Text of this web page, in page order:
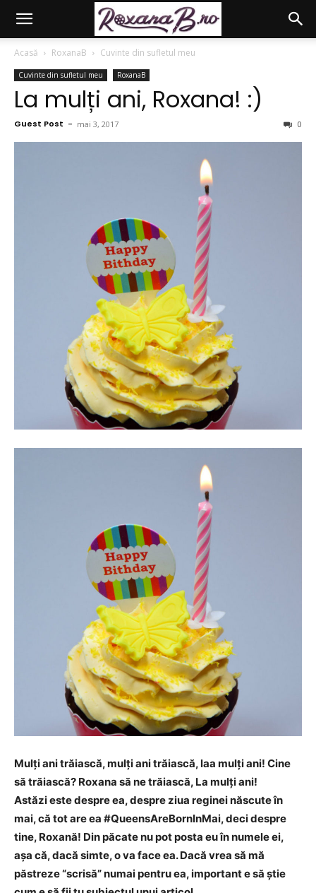
Acasă RoxanaB Cuvinte din sufletul meu
Cuvinte din sufletul meu RoxanaB
La mulți ani, Roxana! :)
Guest Post - mai 3, 2017 0
Mulți ani trăiască, mulți ani trăiască, laa mulți ani! Cine
să trăiască? Roxana să ne trăiască, La mulți ani!
Astăzi este despre ea, despre ziua reginei născute în
mai, că tot are ea #QueensAreBornInMai, deci despre
tine, Roxană! Din păcate nu pot posta eu în numele ei,
așa că, dacă simte, o va face ea. Dacă vrea să mă
păstreze “scrisă” numai pentru ea, important e să știe